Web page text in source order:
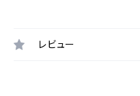
レビュー